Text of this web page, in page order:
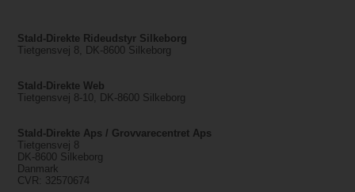
Stald-Direkte Rideudstyr Silkeborg
Tietgensvej 8, DK-8600 Silkeborg
Stald-Direkte Web
Tietgensvej 8-10, DK-8600 Silkeborg
Stald-Direkte Aps / Grovvarecentret Aps
Tietgensvej 8
DK-8600 Silkeborg
Danmark
CVR: 32570674